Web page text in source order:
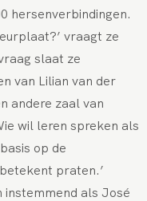
hersenverbindingen.
vraagt ze
slaat ze
van Lilian van der
andere zaal van
wil leren spreken als
op de
praten.’
instemmend als José